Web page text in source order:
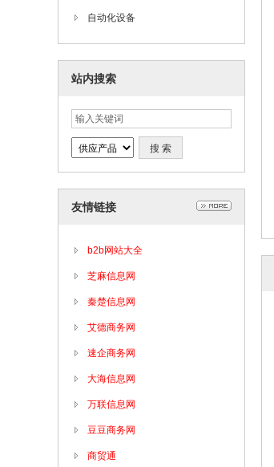
自动化设备
站内搜索
友情链接
b2b网站大全
芝麻信息网
秦楚信息网
艾德商务网
速企商务网
大海信息网
万联信息网
豆豆商务网
商贸通